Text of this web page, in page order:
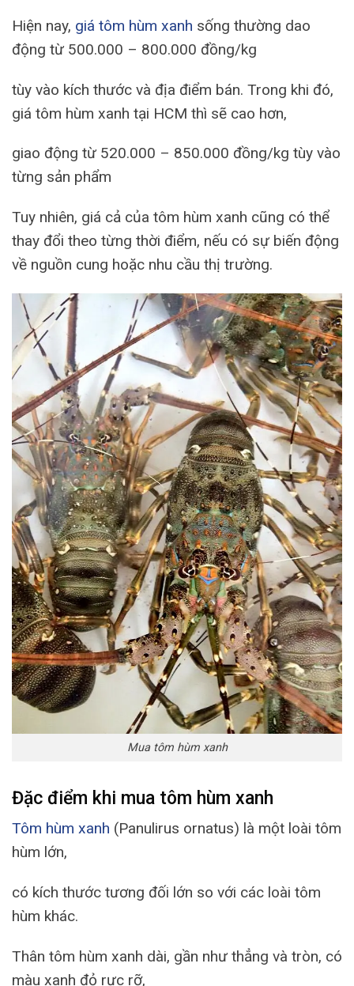
Hiện nay, giá tôm hùm xanh sống thường dao
động từ 500.000 – 800.000 đồng/kg
tùy vào kích thước và địa điểm bán. Trong khi đó,
giá tôm hùm xanh tại HCM thì sẽ cao hơn,
giao động từ 520.000 – 850.000 đồng/kg tùy vào
từng sản phẩm
Tuy nhiên, giá cả của tôm hùm xanh cũng có thể
thay đổi theo từng thời điểm, nếu có sự biến động
về nguồn cung hoặc nhu cầu thị trường.
Mua tôm hùm xanh
Đặc điểm khi mua tôm hùm xanh
Tôm hùm xanh (Panulirus ornatus) là một loài tôm
hùm lớn,
có kích thước tương đối lớn so với các loài tôm
hùm khác.
Thân tôm hùm xanh dài, gần như thẳng và tròn, có
màu xanh đỏ rực rỡ,